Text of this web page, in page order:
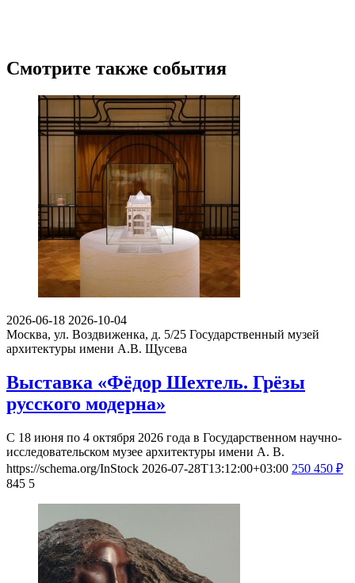
Смотрите также события
2026-06-18 2026-10-04
Москва, ул. Воздвиженка, д. 5/25 Государственный музей
архитектуры имени А.В. Щусева
Выставка «Фёдор Шехтель. Грёзы
русского модерна»
С 18 июня по 4 октября 2026 года в Государственном научно-
исследовательском музее архитектуры имени А. В.
https://schema.org/InStock 2026-07-28T13:12:00+03:00 250 450 ₽
845 5